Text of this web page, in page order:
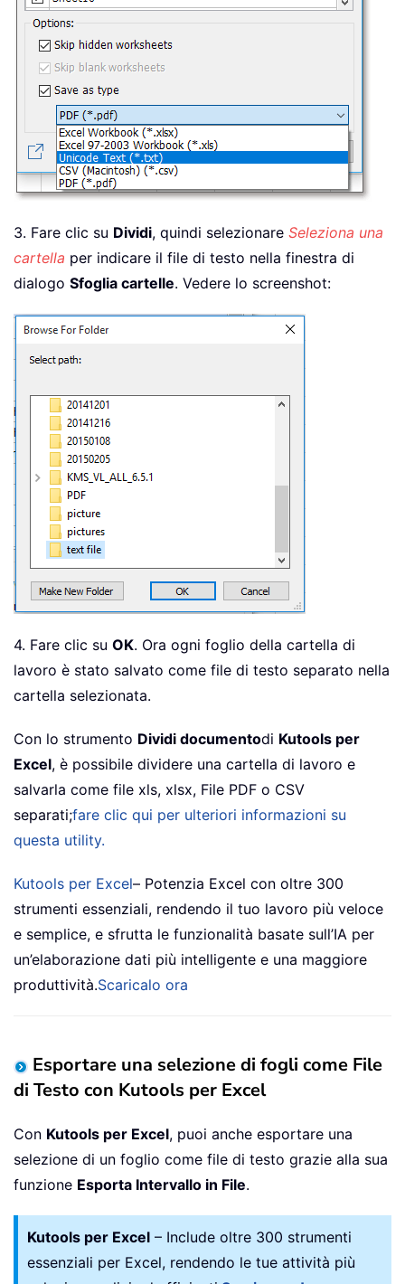
3. Fare clic su Dividi, quindi selezionare Seleziona una
cartella per indicare il file di testo nella finestra di
dialogo Sfoglia cartelle. Vedere lo screenshot:
4. Fare clic su OK. Ora ogni foglio della cartella di
lavoro è stato salvato come file di testo separato nella
cartella selezionata.
Con lo strumento Dividi documentodi Kutools per
Excel, è possibile dividere una cartella di lavoro e
salvarla come file xls, xlsx, File PDF o CSV
separati;fare clic qui per ulteriori informazioni su
questa utility.
Kutools per Excel– Potenzia Excel con oltre 300
strumenti essenziali, rendendo il tuo lavoro più veloce
e semplice, e sfrutta le funzionalità basate sull’IA per
un’elaborazione dati più intelligente e una maggiore
produttività.Scaricalo ora
Esportare una selezione di fogli come File
di Testo con Kutools per Excel
Con Kutools per Excel, puoi anche esportare una
selezione di un foglio come file di testo grazie alla sua
funzione Esporta Intervallo in File.
Kutools per Excel – Include oltre 300 strumenti
essenziali per Excel, rendendo le tue attività più